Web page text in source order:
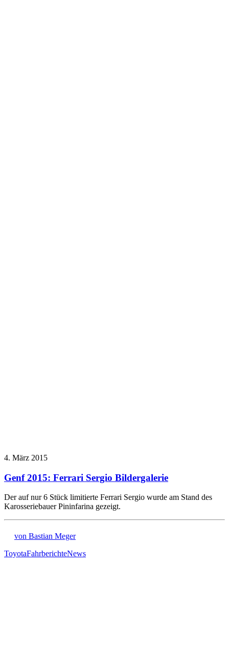
4. März 2015
Genf 2015: Ferrari Sergio Bildergalerie
Der auf nur 6 Stück limitierte Ferrari Sergio wurde am Stand des
Karosseriebauer Pininfarina gezeigt.
von Bastian Meger
ToyotaFahrberichteNews